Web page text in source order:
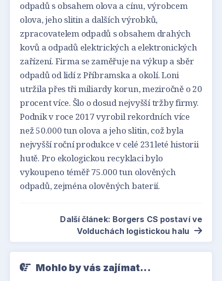
odpadů s obsahem olova a cínu, výrobcem
olova, jeho slitin a dalších výrobků,
zpracovatelem odpadů s obsahem drahých
kovů a odpadů elektrických a elektronických
zařízení. Firma se zaměřuje na výkup a sběr
odpadů od lidí z Příbramska a okolí. Loni
utržila přes tři miliardy korun, meziročně o 20
procent více. Šlo o dosud nejvyšší tržby firmy.
Podnik v roce 2017 vyrobil rekordních více
než 50.000 tun olova a jeho slitin, což byla
nejvyšší roční produkce v celé 231leté historii
hutě. Pro ekologickou recyklaci bylo
vykoupeno téměř 75.000 tun olověných
odpadů, zejména olověných baterií.
Další článek: Borgers CS postaví ve
Volduchách logistickou halu
Mohlo by vás zajímat...